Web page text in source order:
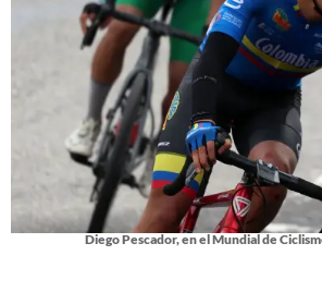
Diego Pescador, en el Mundial de